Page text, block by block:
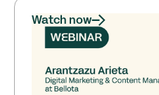
Watch now